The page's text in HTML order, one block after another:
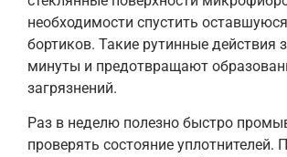
необходимости спустить
бортиков. Такие рутинные действия
минуты и предотвращают
загрязнений.
Раз в неделю полезно быстро
проверять состояние уплотнителей.